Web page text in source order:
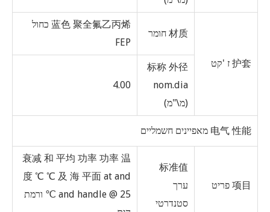
护套 ז 'קט
材质 חומר
蓝色 聚全氟乙丙烯 כחול
FEP
标称 外径
nom.dia
(מ\"מ)
4.00
电气 性能 מאפיינים חשמליים
项目 פריט
标准值
ערך
סטנדרטי
衰减 和 平均 功率 功率 温
度 ℃ ℃ 及 海 平面 at and
and handle @ 25 ℃ ורמת